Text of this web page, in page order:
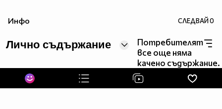
Инфо СЛЕДВАЙ0
Лично съдържание
Потребителят
все още няма
качено съдържание.